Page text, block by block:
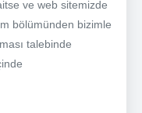
ve web sitemizde
bölümünden bizimle
talebinde